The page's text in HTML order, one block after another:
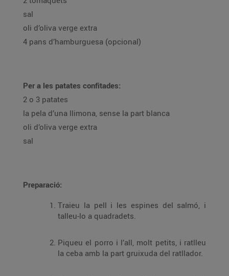
sal
oli d’oliva verge extra
4 pans d’hamburguesa (opcional)
Per a les patates confitades:
2 o 3 patates
la pela d’una llimona, sense la part blanca
oli d’oliva verge extra
sal
Preparació:
Traieu la pell i les espines del salmó, i
talleu-lo a quadradets.
Piqueu el porro i l’all, molt petits, i ratlleu
la ceba amb la part gruixuda del ratllador.